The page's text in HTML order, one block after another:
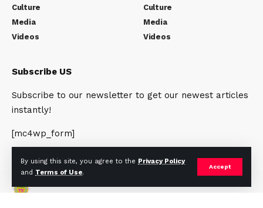
By using this site, you agree to the Privacy Policy
and Terms of Use.
Accept
Culture
Media
Videos
Culture
Media
Videos
Subscribe US
Subscribe to our newsletter to get our newest articles
instantly!
[mc4wp_form]